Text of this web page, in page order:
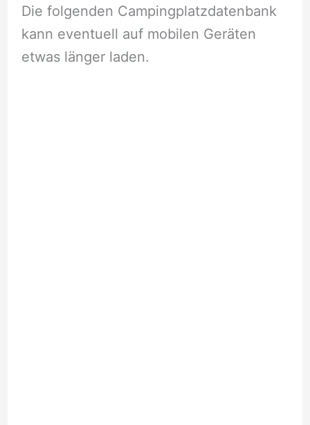
Die folgenden Campingplatzdatenbank
kann eventuell auf mobilen Geräten
etwas länger laden.